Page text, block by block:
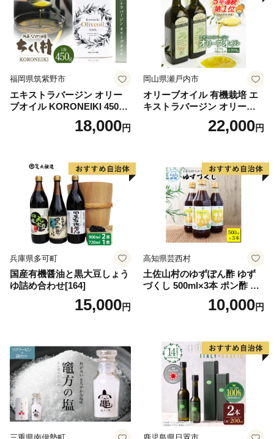
福岡県筑紫野市
エキストラバージン オリー
ブオイル KORONEIKI 450g
[筑前たなか油屋 福岡県 筑紫
野市 21760403] 油 食用油 オ
18,000円
岡山県瀬戸内市
オリーブオイル 有機栽培 エ
キストラバージン オリーブ
オイル シングル 2本 セット
オーガニック 調味料 油 オリ
22,000円
兵庫県多可町
国産有機醤油と黒大豆しょう
ゆ詰め合わせ[164]
15,000円
高知県芸西村
土佐山村のゆずぽん酢 ゆず
づくし 500ml×3本 ポン酢 ポ
ンズ ゆず 柚子 調味料 さっぱ
り 美味しい おいしい 鍋 しゃ
10,000円